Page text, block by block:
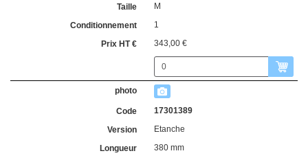
M
1
343,00 €
17301389
Etanche
380 mm